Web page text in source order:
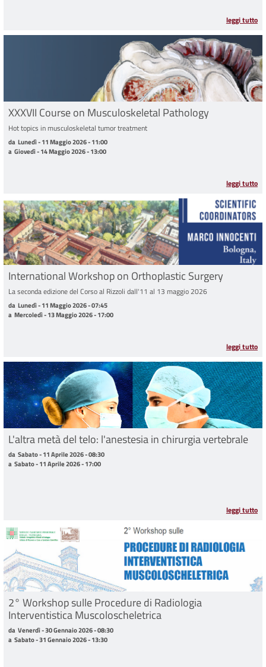
leggi tutto
XXXVII Course on Musculoskeletal Pathology
Hot topics in musculoskeletal tumor treatment
da Lunedì - 11 Maggio 2026 - 11:00 a Giovedì - 14 Maggio 2026 - 13:00
da Lunedì - 11 Maggio 2026 - 11:00
a Giovedì - 14 Maggio 2026 - 13:00
leggi tutto
International Workshop on Orthoplastic Surgery
La seconda edizione del Corso al Rizzoli dall'11 al 13 maggio 2026
da Lunedì - 11 Maggio 2026 - 07:45 a Mercoledì - 13 Maggio 2026 - 17:00
da Lunedì - 11 Maggio 2026 - 07:45
a Mercoledì - 13 Maggio 2026 - 17:00
leggi tutto
L'altra metà del telo: l'anestesia in chirurgia vertebrale
da Sabato - 11 Aprile 2026 - 08:30 a Sabato - 11 Aprile 2026 - 17:00
da Sabato - 11 Aprile 2026 - 08:30
a Sabato - 11 Aprile 2026 - 17:00
leggi tutto
2° Workshop sulle Procedure di Radiologia
Interventistica Muscoloscheletrica
da Venerdì - 30 Gennaio 2026 - 08:30 a Sabato - 31 Gennaio 2026 - 13:30
da Venerdì - 30 Gennaio 2026 - 08:30
a Sabato - 31 Gennaio 2026 - 13:30